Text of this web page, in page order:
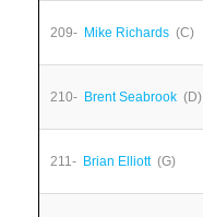
209- Mike Richards (C)
210- Brent Seabrook (D)
211- Brian Elliott(G)